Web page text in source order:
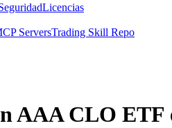
Licencias
ServersTrading Skill Repo
AAA CLO ETF